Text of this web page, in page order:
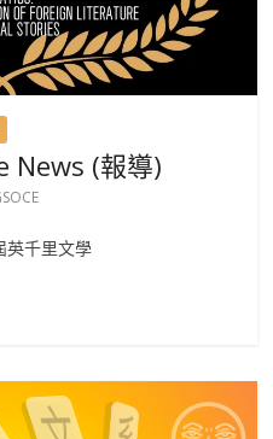
News (報導)
英千里文學